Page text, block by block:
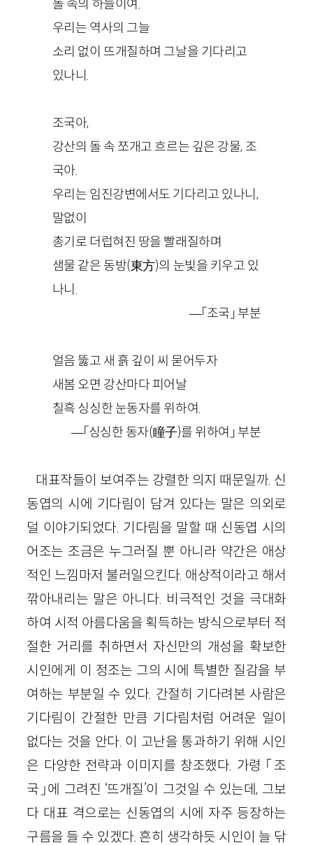
돌 속의 하늘이여.
우리는 역사의 그늘
소리 없이 뜨개질하며 그날을 기다리고
있나니.
조국아,
강산의 돌 속 쪼개고 흐르는 깊은 강물, 조
국아.
우리는 임진강변에서도 기다리고 있나니,
말없이
총기로 더럽혀진 땅을 빨래질하며
샘물 같은 동방(東方)의 눈빛을 키우고 있
나니.
—「조국」 부분
얼음 뚫고 새 흙 깊이 씨 묻어두자
새봄 오면 강산마다 피어날
칠흑 싱싱한 눈동자를 위하여.
—「싱싱한 동자(瞳子)를 위하여」 부분
대표작들이 보여주는 강렬한 의지 때문일까. 신
동엽의 시에 기다림이 담겨 있다는 말은 의외로
덜 이야기되었다. 기다림을 말할 때 신동엽 시의
어조는 조금은 누그러질 뿐 아니라 약간은 애상
적인 느낌마저 불러일으킨다. 애상적이라고 해서
깎아내리는 말은 아니다. 비극적인 것을 극대화
하여 시적 아름다움을 획득하는 방식으로부터 적
절한 거리를 취하면서 자신만의 개성을 확보한
시인에게 이 정조는 그의 시에 특별한 질감을 부
여하는 부분일 수 있다. 간절히 기다려본 사람은
기다림이 간절한 만큼 기다림처럼 어려운 일이
없다는 것을 안다. 이 고난을 통과하기 위해 시인
은 다양한 전략과 이미지를 창조했다. 가령 「조
국」에 그려진 ‘뜨개질’이 그것일 수 있는데, 그보
다 대표 격으로는 신동엽의 시에 자주 등장하는
구름을 들 수 있겠다. 흔히 생각하듯 시인이 늘 닦